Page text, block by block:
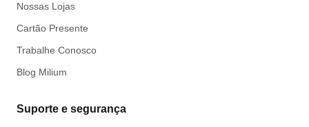
Nossas Lojas
Cartão Presente
Trabalhe Conosco
Blog Milium
Suporte e segurança